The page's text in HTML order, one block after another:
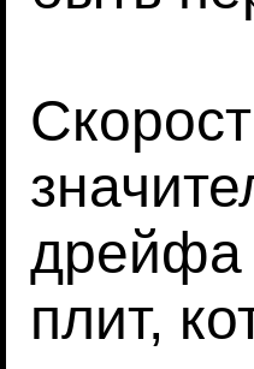
дрейфа
плит,